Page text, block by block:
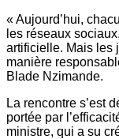
« Aujourd’hui,
les réseaux
artificielle. Mais les
manière
Blade Nzimande.
La rencontre s’est
portée par
ministre, qui a su